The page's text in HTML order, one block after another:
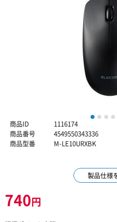
1 2 3
商品ID
1116174
商品番号
4549550343336
商品型番
M-LE10URXBK
製品仕様
740円